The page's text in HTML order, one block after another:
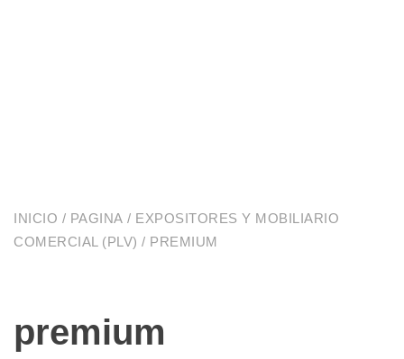
INICIO / PAGINA / EXPOSITORES Y MOBILIARIO
COMERCIAL (PLV) / PREMIUM
premium